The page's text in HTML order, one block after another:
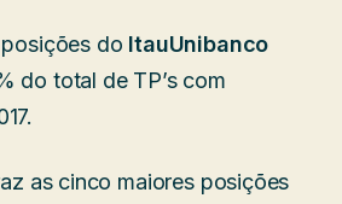
do ItauUnibanco
do total de TP’s com
as cinco maiores posições